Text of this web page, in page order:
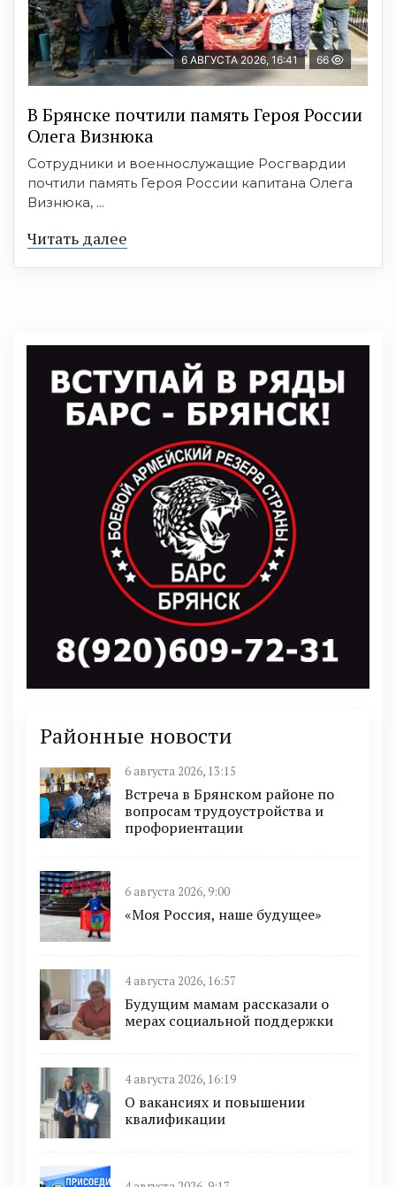
6 АВГУСТА 2026, 16:41 66
В Брянске почтили память Героя России
Олега Визнюка
Сотрудники и военнослужащие Росгвардии
почтили память Героя России капитана Олега
Визнюка, ...
Читать далее
Районные новости
6 августа 2026, 13:15
Встреча в Брянском районе по
вопросам трудоустройства и
профориентации
6 августа 2026, 9:00
«Моя Россия, наше будущее»
4 августа 2026, 16:57
Будущим мамам рассказали о
мерах социальной поддержки
4 августа 2026, 16:19
О вакансиях и повышении
квалификации